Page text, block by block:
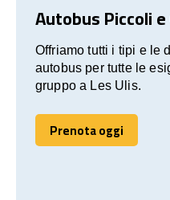
Autobus Piccoli
Offriamo tutti i tipi e le
autobus per tutte le
gruppo a Les Ulis.
Prenota oggi
Prenota oggi